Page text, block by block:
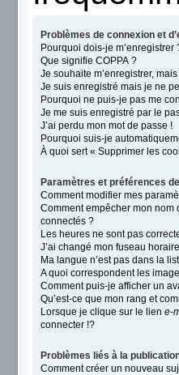
Problèmes de connexion et
Pourquoi dois-je m’enregistrer
Que signifie COPPA ?
Je souhaite m’enregistrer,
Je suis enregistré mais je ne
Pourquoi ne puis-je pas me
Je me suis enregistré par le
J’ai perdu mon mot de passe !
Pourquoi suis-je
À quoi sert « Supprimer les
Paramètres et préférences
Comment modifier mes
Comment empêcher mon nom
connectés ?
Les heures ne sont pas
J’ai changé mon fuseau
Ma langue n’est pas dans la
A quoi correspondent les
Comment puis-je afficher un
Qu’est-ce que mon rang et
Lorsque je clique sur le lien e-
connecter !?
Problèmes liés à la
Comment créer un nouveau